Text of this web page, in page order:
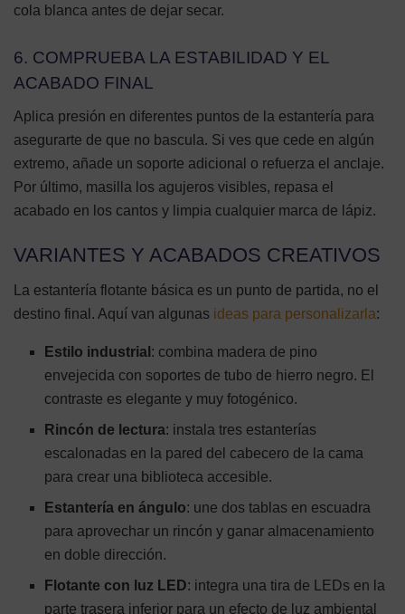
cola blanca antes de dejar secar.
6. COMPRUEBA LA ESTABILIDAD Y EL
ACABADO FINAL
Aplica presión en diferentes puntos de la estantería para
asegurarte de que no bascula. Si ves que cede en algún
extremo, añade un soporte adicional o refuerza el anclaje.
Por último, masilla los agujeros visibles, repasa el
acabado en los cantos y limpia cualquier marca de lápiz.
VARIANTES Y ACABADOS CREATIVOS
La estantería flotante básica es un punto de partida, no el
destino final. Aquí van algunas ideas para personalizarla:
Estilo industrial : combina madera de pino
envejecida con soportes de tubo de hierro negro. El
contraste es elegante y muy fotogénico.
Rincón de lectura: instala tres estanterías
escalonadas en la pared del cabecero de la cama
para crear una biblioteca accesible.
Estantería en ángulo: une dos tablas en escuadra
para aprovechar un rincón y ganar almacenamiento
en doble dirección.
Flotante con luz LED: integra una tira de LEDs en la
parte trasera inferior para un efecto de luz ambiental